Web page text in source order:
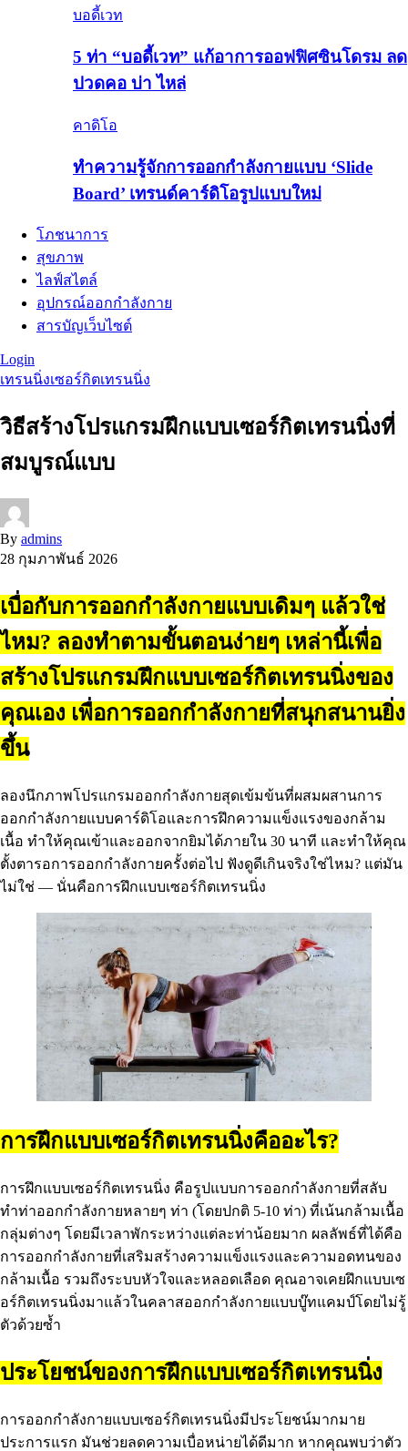
บอดี้เวท
5 ท่า “บอดี้เวท” แก้อาการออฟฟิศซินโดรม ลด
ปวดคอ บ่า ไหล่
คาดิโอ
ทำความรู้จักการออกกำลังกายแบบ ‘Slide
Board’ เทรนด์คาร์ดิโอรูปแบบใหม่
โภชนาการ
สุขภาพ
ไลฟ์สไตล์
อุปกรณ์ออกกำลังกาย
สารบัญเว็บไซต์
Login
เทรนนิ่งเซอร์กิตเทรนนิ่ง
วิธีสร้างโปรแกรมฝึกแบบเซอร์กิตเทรนนิ่งที่
สมบูรณ์แบบ
By admins
28 กุมภาพันธ์ 2026
เบื่อกับการออกกำลังกายแบบเดิมๆ แล้วใช่
ไหม? ลองทำตามขั้นตอนง่ายๆ เหล่านี้เพื่อ
สร้างโปรแกรมฝึกแบบเซอร์กิตเทรนนิ่งของ
คุณเอง เพื่อการออกกำลังกายที่สนุกสนานยิ่ง
ขึ้น
ลองนึกภาพโปรแกรมออกกำลังกายสุดเข้มข้นที่ผสมผสานการ
ออกกำลังกายแบบคาร์ดิโอและการฝึกความแข็งแรงของกล้าม
เนื้อ ทำให้คุณเข้าและออกจากยิมได้ภายใน 30 นาที และทำให้คุณ
ตั้งตารอการออกกำลังกายครั้งต่อไป ฟังดูดีเกินจริงใช่ไหม? แต่มัน
ไม่ใช่ — นั่นคือการฝึกแบบเซอร์กิตเทรนนิ่ง
การฝึกแบบเซอร์กิตเทรนนิ่งคืออะไร?
การฝึกแบบเซอร์กิตเทรนนิ่ง คือรูปแบบการออกกำลังกายที่สลับ
ทำท่าออกกำลังกายหลายๆ ท่า (โดยปกติ 5-10 ท่า) ที่เน้นกล้ามเนื้อ
กลุ่มต่างๆ โดยมีเวลาพักระหว่างแต่ละท่าน้อยมาก ผลลัพธ์ที่ได้คือ
การออกกำลังกายที่เสริมสร้างความแข็งแรงและความอดทนของ
กล้ามเนื้อ รวมถึงระบบหัวใจและหลอดเลือด คุณอาจเคยฝึกแบบเซ
อร์กิตเทรนนิ่งมาแล้วในคลาสออกกำลังกายแบบบู๊ทแคมป์โดยไม่รู้
ตัวด้วยซ้ำ
ประโยชน์ของการฝึกแบบเซอร์กิตเทรนนิ่ง
การออกกำลังกายแบบเซอร์กิตเทรนนิ่งมีประโยชน์มากมาย
ประการแรก มันช่วยลดความเบื่อหน่ายได้ดีมาก หากคุณพบว่าตัว